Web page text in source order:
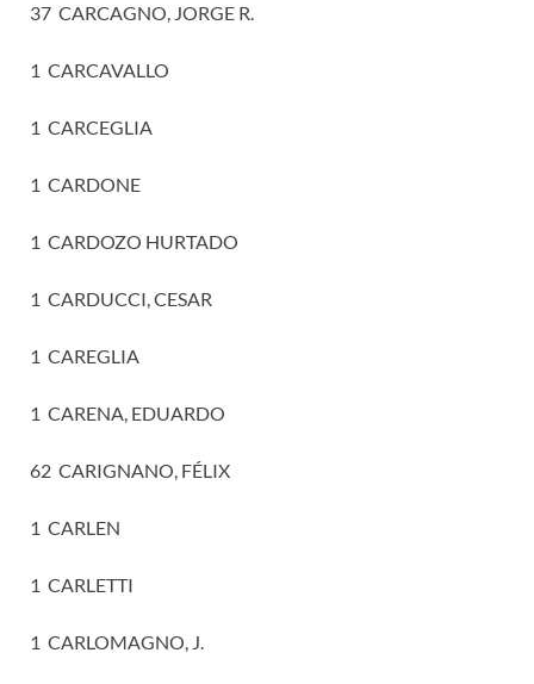
37 CARCAGNO, JORGE R.
1 CARCAVALLO
1 CARCEGLIA
1 CARDONE
1 CARDOZO HURTADO
1 CARDUCCI, CESAR
1 CAREGLIA
1 CARENA, EDUARDO
62 CARIGNANO, FÉLIX
1 CARLEN
1 CARLETTI
1 CARLOMAGNO, J.